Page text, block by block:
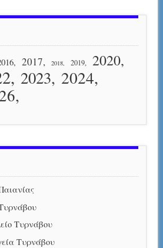
2017 2018 2019 2020
2023 2024
Τυρνάβου
Τυρνάβου